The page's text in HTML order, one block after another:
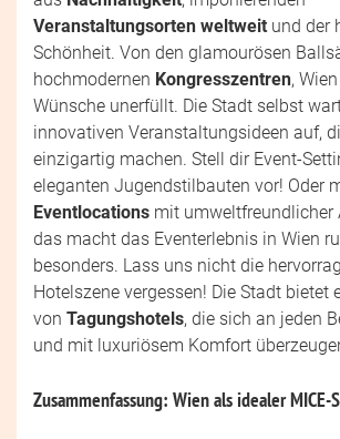
Veranstaltungsorten weltweit und der
Schönheit. Von den glamourösen
hochmodernen Kongresszentren,
Wünsche unerfüllt. Die Stadt selbst
innovativen Veranstaltungsideen auf,
einzigartig machen. Stell dir Event-
eleganten Jugendstilbauten vor! Oder
Eventlocations mit umweltfreundlicher
das macht das Eventerlebnis in Wien
besonders. Lass uns nicht die
Hotelszene vergessen! Die Stadt bietet
von Tagungshotels, die sich an jeden
und mit luxuriösem Komfort
Zusammenfassung: Wien als idealer MICE-